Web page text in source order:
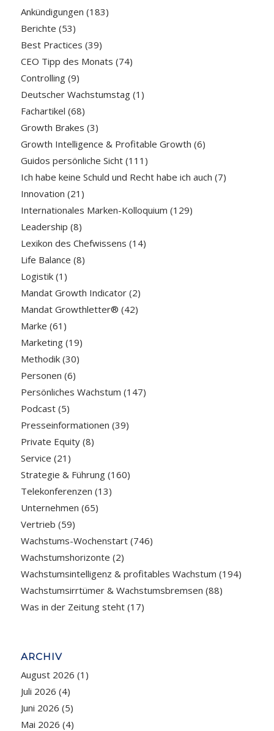
Ankündigungen (183)
Berichte (53)
Best Practices (39)
CEO Tipp des Monats (74)
Controlling(9)
Deutscher Wachstumstag(1)
Fachartikel (68)
Growth Brakes (3)
Growth Intelligence & Profitable Growth (6)
Guidos persönliche Sicht(111)
Ich habe keine Schuld und Recht habe ich auch (7)
Innovation (21)
Internationales Marken-Kolloquium (129)
Leadership (8)
Lexikon des Chefwissens (14)
Life Balance (8)
Logistik(1)
Mandat Growth Indicator(2)
Mandat Growthletter® (42)
Marke (61)
Marketing(19)
Methodik(30)
Personen (6)
Persönliches Wachstum (147)
Podcast(5)
Presseinformationen (39)
Private Equity(8)
Service (21)
Strategie & Führung(160)
Telekonferenzen (13)
Unternehmen (65)
Vertrieb (59)
Wachstums-Wochenstart(746)
Wachstumshorizonte (2)
Wachstumsintelligenz & profitables Wachstum (194)
Wachstumsirrtümer & Wachstumsbremsen (88)
Was in der Zeitung steht(17)
ARCHIV
August 2026 (1)
Juli 2026 (4)
Juni 2026 (5)
Mai 2026 (4)